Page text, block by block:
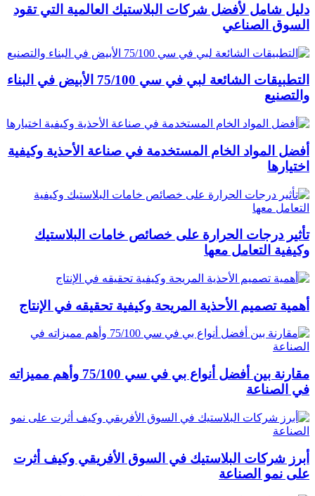
دليل شامل لأفضل شركات البلاستيك العالمية التي تقود
السوق الصناعي
التطبيقات الشائعة لبي في سي 75/100 الأبيض في البناء
والتصنيع
أفضل المواد الخام المستخدمة في صناعة الأحذية وكيفية
اختيارها
تأثير درجات الحرارة على خصائص خامات البلاستيك
وكيفية التعامل معها
أهمية تصميم الأحذية المريحة وكيفية تحقيقه في الإنتاج
مقارنة بين أفضل أنواع بي في سي 75/100 وأهم مميزاته
في الصناعة
أبرز شركات البلاستيك في السوق الأفريقي وكيف أثرت
على نمو الصناعة